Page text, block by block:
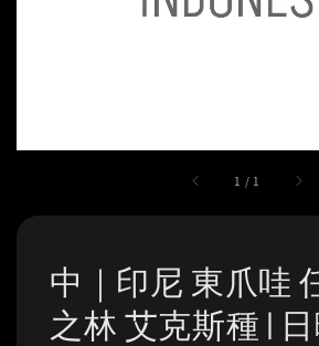
1 / 1
中｜印尼 東爪哇
之林 艾克斯種 |